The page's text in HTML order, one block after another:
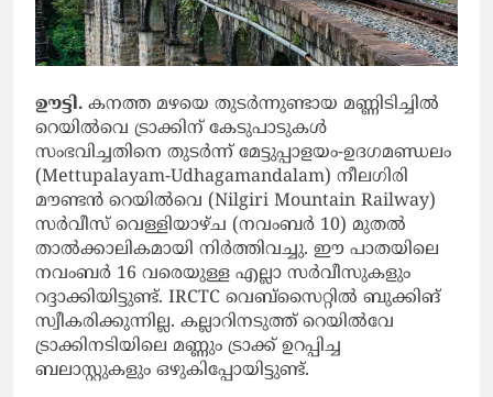
ഊട്ടി. കനത്ത മഴയെ തുടര്‍ന്നുണ്ടായ മണ്ണിടിച്ചില്‍
റെയില്‍വെ ട്രാക്കിന് കേടുപാടുകള്‍
സംഭവിച്ചതിനെ തുടര്‍ന്ന് മേട്ടുപ്പാളയം-ഉദഗമണ്ഡലം
(Mettupalayam-Udhagamandalam) നീലഗിരി
മൗണ്ടന്‍ റെയില്‍വെ (Nilgiri Mountain Railway)
സര്‍വീസ് വെള്ളിയാഴ്ച (നവംബർ 10) മുതല്‍
താല്‍ക്കാലികമായി നിര്‍ത്തിവച്ചു. ഈ പാതയിലെ
നവംബര്‍ 16 വരെയുള്ള എല്ലാ സര്‍വീസുകളും
റദ്ദാക്കിയിട്ടുണ്ട്. IRCTC വെബ്‌സൈറ്റില്‍ ബുക്കിങ്
സ്വീകരിക്കുന്നില്ല. കല്ലാറിനടുത്ത് റെയില്‍വേ
ട്രാക്കിനടിയിലെ മണ്ണും ട്രാക്ക് ഉറപ്പിച്ച
ബലാസ്റ്റുകളും ഒഴുകിപ്പോയിട്ടുണ്ട്.